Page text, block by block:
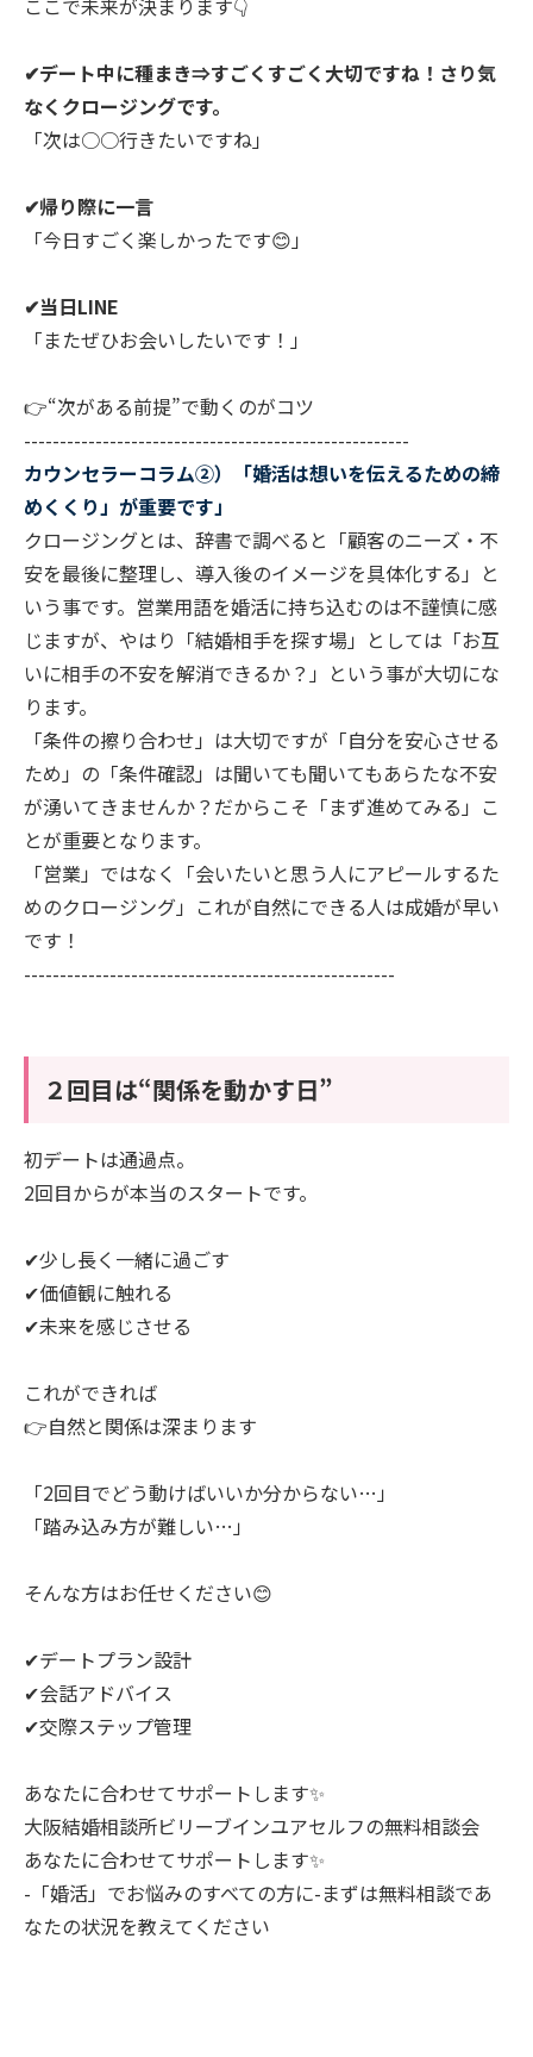
✔デート中に種まき⇒すごくすごく大切ですね！さり気
なくクロージングです。
「次は○○行きたいですね」
✔帰り際に一言
「今日すごく楽しかったです😊」
✔当日LINE
「またぜひお会いしたいです！」
👉“次がある前提”で動くのがコツ
------------------------------------------------------
カウンセラーコラム②）「婚活は想いを伝えるための締
めくくり」が重要です」
クロージングとは、辞書で調べると「顧客のニーズ・不
安を最後に整理し、導入後のイメージを具体化する」と
いう事です。営業用語を婚活に持ち込むのは不謹慎に感
じますが、やはり「結婚相手を探す場」としては「お互
いに相手の不安を解消できるか？」という事が大切にな
ります。
「条件の擦り合わせ」は大切ですが「自分を安心させる
ため」の「条件確認」は聞いても聞いてもあらたな不安
が湧いてきませんか？だからこそ「まず進めてみる」こ
とが重要となります。
「営業」ではなく「会いたいと思う人にアピールするた
めのクロージング」これが自然にできる人は成婚が早い
です！
----------------------------------------------------
２回目は“関係を動かす日”
初デートは通過点。
2回目からが本当のスタートです。
✔少し長く一緒に過ごす
✔価値観に触れる
✔未来を感じさせる
これができれば
👉自然と関係は深まります
「2回目でどう動けばいいか分からない…」
「踏み込み方が難しい…」
そんな方はお任せください😊
✔デートプラン設計
✔会話アドバイス
✔交際ステップ管理
あなたに合わせてサポートします✨
大阪結婚相談所ビリーブインユアセルフの無料相談会
あなたに合わせてサポートします✨
-「婚活」でお悩みのすべての方に-まずは無料相談であ
なたの状況を教えてください